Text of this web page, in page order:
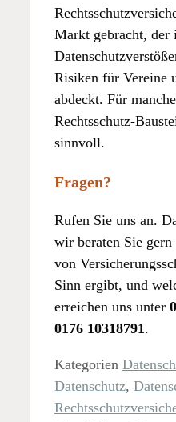
Markt gebracht, der
Risiken für Vereine
abdeckt. Für
Rechtsschutz-
sinnvoll.
Fragen?
Rufen Sie uns an.
wir beraten Sie
von
Sinn ergibt, und
erreichen uns unter
0176 10318791 .
Kategorien
Datenschutz,